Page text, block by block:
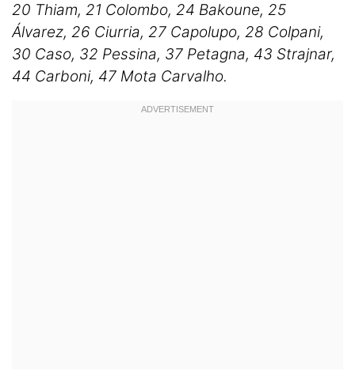
20 Thiam, 21 Colombo, 24 Bakoune, 25
Álvarez, 26 Ciurria, 27 Capolupo, 28 Colpani,
30 Caso, 32 Pessina, 37 Petagna, 43 Strajnar,
44 Carboni, 47 Mota Carvalho.